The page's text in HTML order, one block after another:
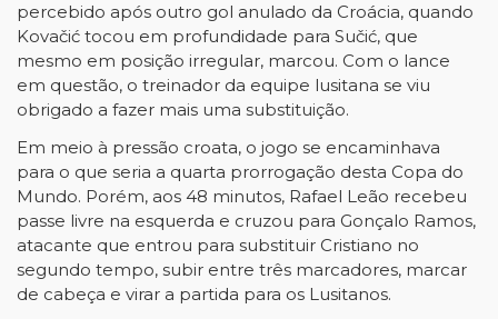
percebido após outro gol anulado da Croácia, quando
Kovačić tocou em profundidade para Sučić, que
mesmo em posição irregular, marcou. Com o lance
em questão, o treinador da equipe lusitana se viu
obrigado a fazer mais uma substituição.
Em meio à pressão croata, o jogo se encaminhava
para o que seria a quarta prorrogação desta Copa do
Mundo. Porém, aos 48 minutos, Rafael Leão recebeu
passe livre na esquerda e cruzou para Gonçalo Ramos,
atacante que entrou para substituir Cristiano no
segundo tempo, subir entre três marcadores, marcar
de cabeça e virar a partida para os Lusitanos.